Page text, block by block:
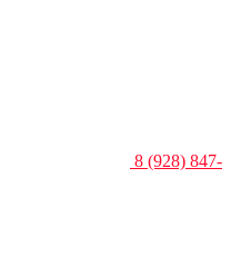
8 (928) 847-